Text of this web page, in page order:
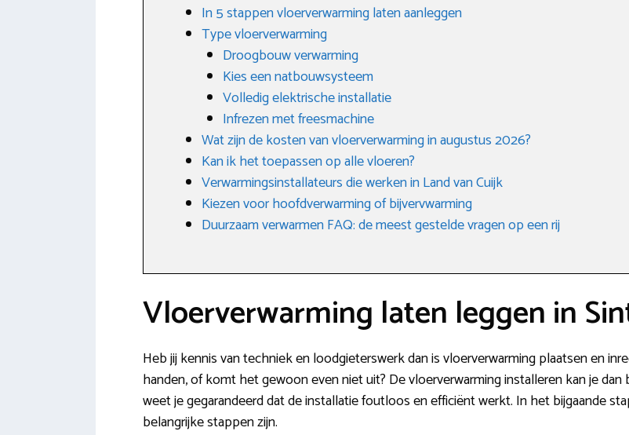
In 5 stappen vloerverwarming laten aanleggen
Type vloerverwarming
Droogbouw verwarming
Kies een natbouwsysteem
Volledig elektrische installatie
Infrezen met freesmachine
Wat zijn de kosten van vloerverwarming in augustus 2026?
Kan ik het toepassen op alle vloeren?
Verwarmingsinstallateurs die werken in Land van Cuijk
Kiezen voor hoofdverwarming of bijvervwarming
Duurzaam verwarmen FAQ: de meest gestelde vragen op een rij
Vloerverwarming laten leggen in
Heb jij kennis van techniek en loodgieterswerk dan is vloerverwarming plaatsen en
handen, of komt het gewoon even niet uit? De vloerverwarming installeren kan je
weet je gegarandeerd dat de installatie foutloos en efficiënt werkt. In het bijgaande
belangrijke stappen zijn.